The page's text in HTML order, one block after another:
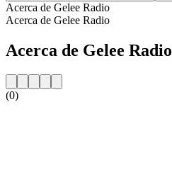
Acerca de Gelee Radio
Acerca de Gelee Radio
Acerca de Gelee Radio
(0)